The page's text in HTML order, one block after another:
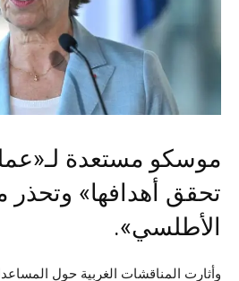
موسكو مستعدة
تحقق أهدافها»
الأطلسي».
وأثارت المناقشات الغربية حول